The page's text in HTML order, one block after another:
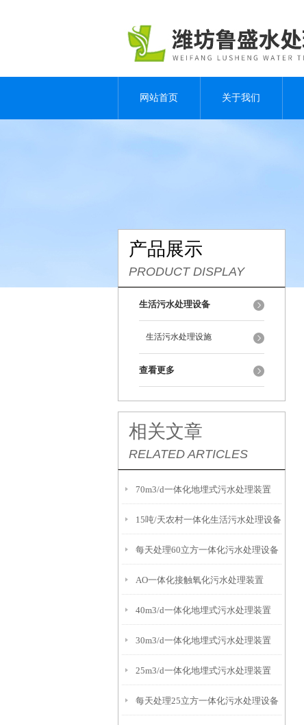
网站首页 关于我们
产品展示
PRODUCT DISPLAY
生活污水处理设备
生活污水处理设施
查看更多
相关文章
RELATED ARTICLES
70m3/d一体化地埋式污水处理装置
15吨/天农村一体化生活污水处理设备
每天处理60立方一体化污水处理设备
AO一体化接触氧化污水处理装置
40m3/d一体化地埋式污水处理装置
30m3/d一体化地埋式污水处理装置
25m3/d一体化地埋式污水处理装置
每天处理25立方一体化污水处理设备